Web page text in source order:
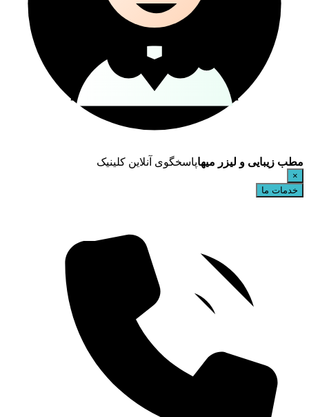
مطب زیبایی و لیزر میهاپاسخگوی آنلاین کلینیک
×
خدمات ما